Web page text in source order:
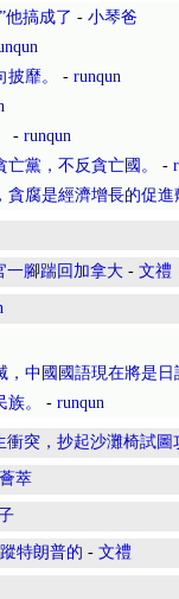
他搞成了 - 小琴爸
靡。
- runqun
- runqun
黨，不反貪亡國。
-
貪腐是經濟增長的促
一腳踹回加拿大 - 文禮
，中國國語現在將是日
。
- runqun
突，抄起沙灘椅試圖
萃
特朗普的 - 文禮